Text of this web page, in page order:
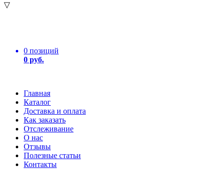
▽
0 позиций
0 руб.
Главная
Каталог
Доставка и оплата
Как заказать
Отслеживание
О нас
Отзывы
Полезные статьи
Контакты